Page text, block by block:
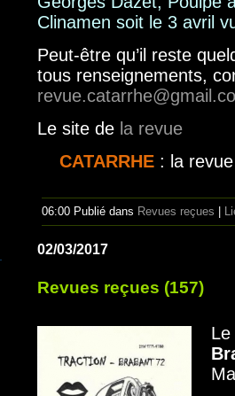
Clinamen soit le 3 avril
Peut-être qu’il reste
tous renseignements,
Le site de la revue
CATARRHE: la revue
06:00 Publié dans Revues reçues
02/03/2017
Revues reçues (157)